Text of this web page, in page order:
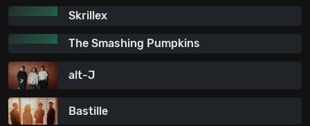
Skrillex
The Smashing Pumpkins
alt-J
Bastille